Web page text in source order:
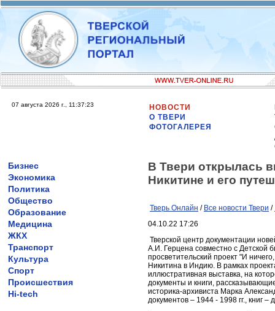
07 августа 2026 г., 11:37:23
НОВОСТИ
О ТВЕРИ
ФОТОГАЛЕРЕЯ
Бизнес
Экономика
Политика
Общество
Образование
Медицина
ЖКХ
Транспорт
Культура
Спорт
Происшествия
Hi-tech
В Твери открылась
Никитине и его
Тверь Онлайн / Все новости Твери /
04.10.22 17:26
Тверской центр документации
А.И. Герцена совместно с Детской
просветительский проект "И
Никитина в Индию. В рамках
иллюстративная выставка, на
документы и книги,
историка-архивиста Марка
документов – 1944 - 1998 гг., книг –